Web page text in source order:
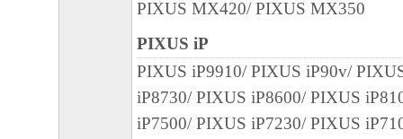
PIXUS MX420/ PIXUS MX350
PIXUS iP
PIXUS iP9910/ PIXUS iP90v/
iP8730/ PIXUS iP8600/ PIXUS
iP7500/ PIXUS iP7230/ PIXUS